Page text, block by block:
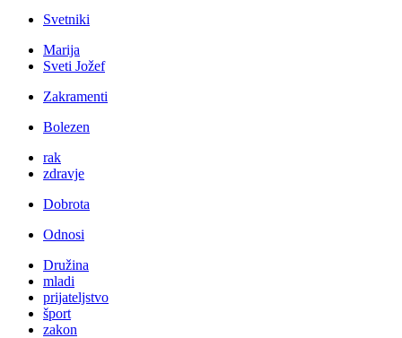
Svetniki
Marija
Sveti Jožef
Zakramenti
Bolezen
rak
zdravje
Dobrota
Odnosi
Družina
mladi
prijateljstvo
šport
zakon